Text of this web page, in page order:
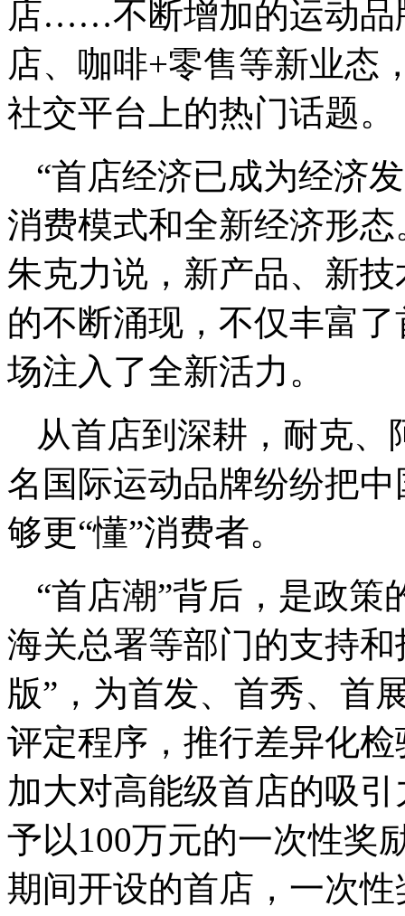
店……不断增加的运动品
店、咖啡+零售等新业态
社交平台上的热门话题。
“首店经济已成为经济
消费模式和全新经济形
朱克力说，新产品、新
的不断涌现，不仅丰富
场注入了全新活力。
从首店到深耕，耐克
名国际运动品牌纷纷把
够更“懂”消费者。
“首店潮”背后，是政
海关总署等部门的支持
版”，为首发、首秀、首
评定程序，推行差异化
加大对高能级首店的吸
予以100万元的一次性奖
期间开设的首店，一次